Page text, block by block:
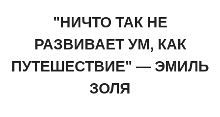
"НИЧТО ТАК НЕ
РАЗВИВАЕТ УМ, КАК
ПУТЕШЕСТВИЕ" — ЭМИЛЬ
ЗОЛЯ